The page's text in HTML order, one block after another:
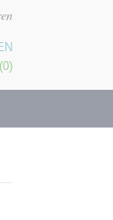
(0)